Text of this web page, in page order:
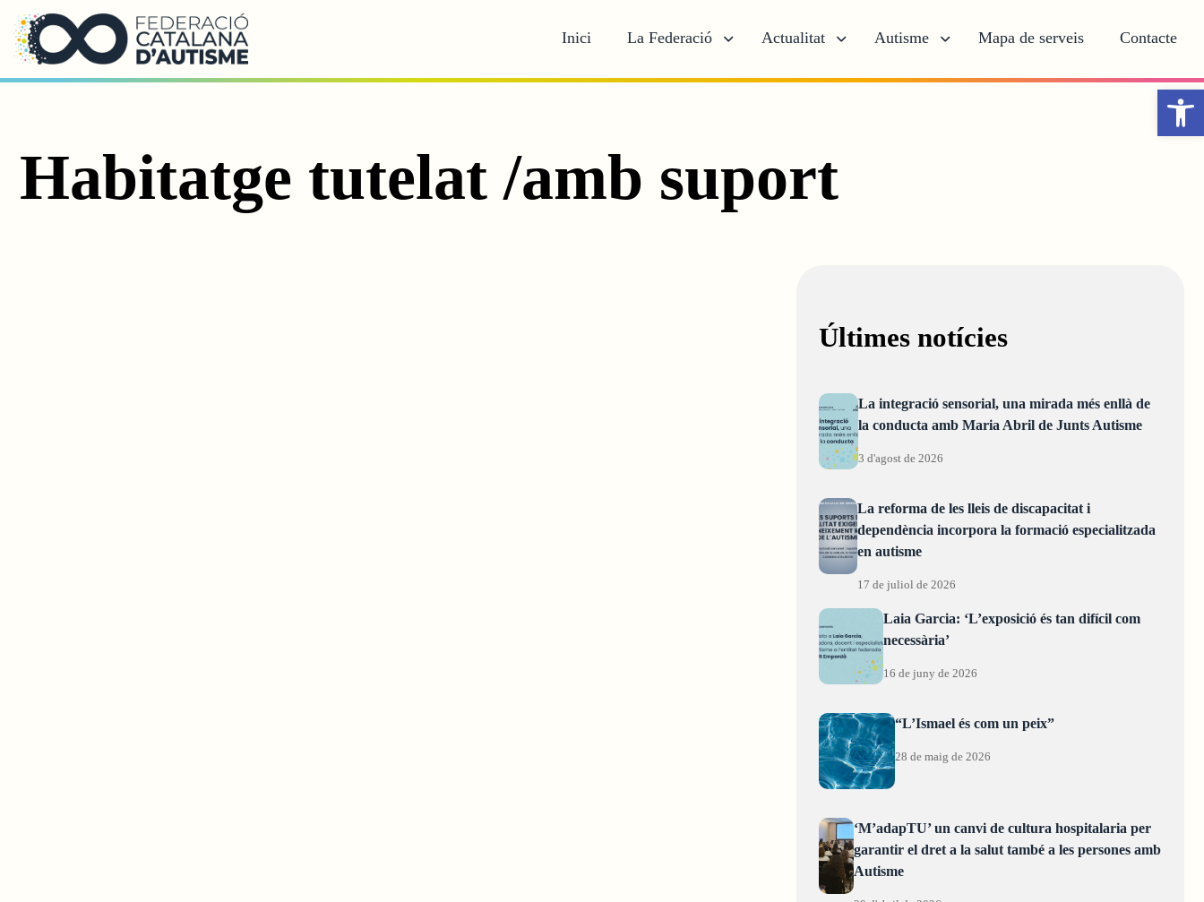
Saltar al contingut principal
Inici La Federació Actualitat Autisme Mapa de serveis Contacte
Habitatge tutelat /amb suport
Últimes notícies
La integració sensorial, una mirada més enllà de
la conducta amb Maria Abril de Junts Autisme
3 d'agost de 2026
La reforma de les lleis de discapacitat i
dependència incorpora la formació especialitzada
en autisme
17 de juliol de 2026
Laia Garcia: ‘L’exposició és tan difícil com
necessària’
16 de juny de 2026
“L’Ismael és com un peix”
28 de maig de 2026
‘M’adapTU’ un canvi de cultura hospitalaria per
garantir el dret a la salut també a les persones amb
Autisme